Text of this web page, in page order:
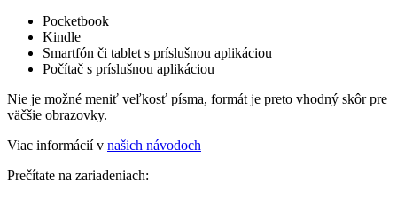
Pocketbook
Kindle
Smartfón či tablet s príslušnou aplikáciou
Počítač s príslušnou aplikáciou
Nie je možné meniť veľkosť písma, formát je preto vhodný skôr pre
väčšie obrazovky.
Viac informácií v našich návodoch
Prečítate na zariadeniach: